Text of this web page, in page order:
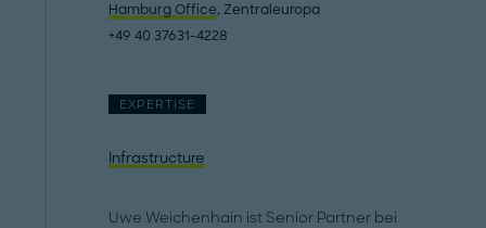
Hamburg Office, Zentraleuropa
+49 40 37631-4228
EXPERTISE
Infrastructure
Uwe Weichenhain ist Senior Partner bei